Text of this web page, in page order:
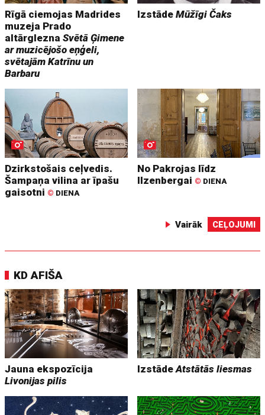
Rīgā ciemojas Madrides
muzeja Prado
altārgleznaSvētā Ģimene
ar muzicējošo eņģeli,
svētajām Katrīnu un
Barbaru
IzstādeMūžīgi Čaks
Dzirkstošais ceļvedis.
Šampaņa vilina ar īpašu
gaisotni © DIENA
No Pakrojas līdz
Ilzenbergai © DIENA
Vairāk CEĻOJUMI
KD AFIŠA
Jauna ekspozīcija
Livonijas pilis
IzstādeAtstātās liesmas